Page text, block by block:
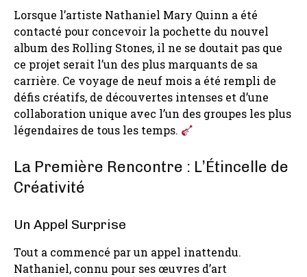
Lorsque l’artiste Nathaniel Mary Quinn a été
contacté pour concevoir la pochette du nouvel
album des Rolling Stones, il ne se doutait pas que
ce projet serait l’un des plus marquants de sa
carrière. Ce voyage de neuf mois a été rempli de
défis créatifs, de découvertes intenses et d’une
collaboration unique avec l’un des groupes les plus
légendaires de tous les temps.
La Première Rencontre : L’Étincelle de
Créativité
Un Appel Surprise
Tout a commencé par un appel inattendu.
Nathaniel, connu pour ses œuvres d’art